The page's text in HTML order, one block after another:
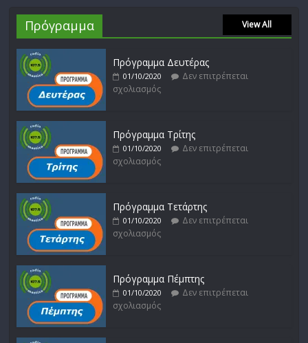
Πρόγραμμα View All
Πρόγραμμα Δευτέρας
01/10/2020
Δεν επιτρέπεται
σχολιασμός
Πρόγραμμα Τρίτης
01/10/2020
Δεν επιτρέπεται
σχολιασμός
Πρόγραμμα Τετάρτης
01/10/2020
Δεν επιτρέπεται
σχολιασμός
Πρόγραμμα Πέμπτης
01/10/2020
Δεν επιτρέπεται
σχολιασμός